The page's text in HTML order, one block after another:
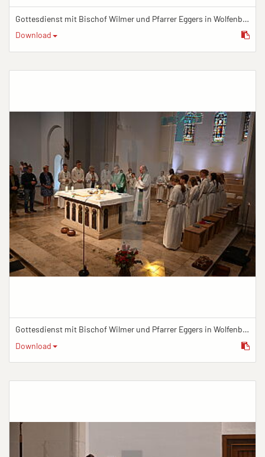
Gottesdienst mit Bischof Wilmer und Pfarrer Eggers in Wolfenbüttel
Download
Gottesdienst mit Bischof Wilmer und Pfarrer Eggers in Wolfenbüttel
Download